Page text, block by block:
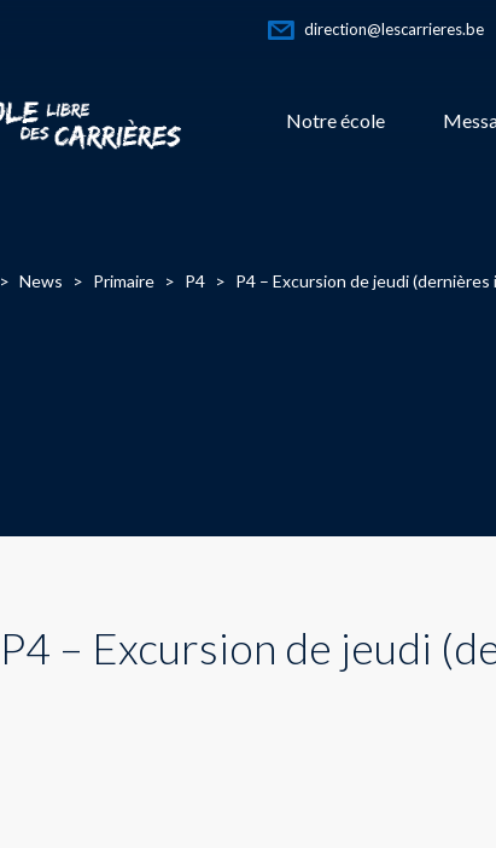
direction@lescarrieres.be
Notre école
> News > Primaire > P4 > P4 – Excursion de jeudi (dernières
P4 – Excursion de jeudi